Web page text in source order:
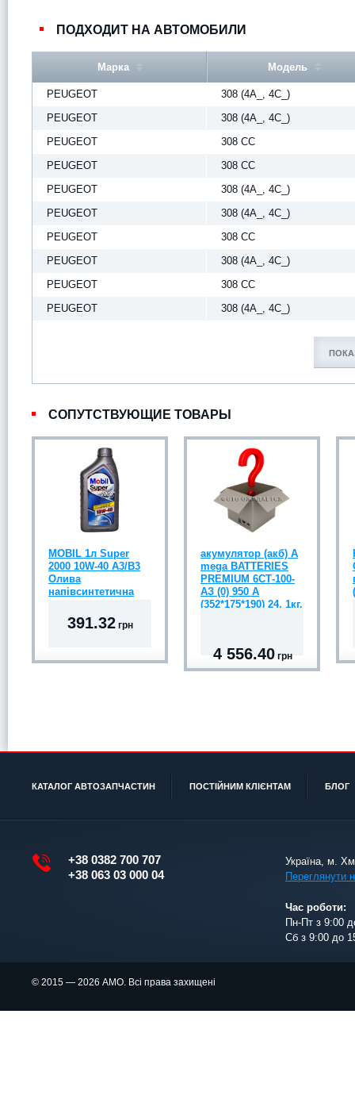
ПОДХОДИТ НА АВТОМОБИЛИ
Марка Модель
PEUGEOT
308 (4A_, 4C_)
PEUGEOT
308 (4A_, 4C_)
PEUGEOT
308 CC
PEUGEOT
308 CC
PEUGEOT
308 (4A_, 4C_)
PEUGEOT
308 (4A_, 4C_)
PEUGEOT
308 CC
PEUGEOT
308 (4A_, 4C_)
PEUGEOT
308 CC
PEUGEOT
308 (4A_, 4C_)
СОПУТСТВУЮЩИЕ ТОВАРЫ
MOBIL 1л Super
2000 10W-40 A3/B3
Олива
напівсинтетична
391.32грн
акумулятор (акб) А
mega BATTERIES
PREMIUM 6СТ-100-
АЗ (0) 950 A
(352*175*190) 24, 1кг.
4 556.40 грн
КАТАЛОГ АВТОЗАПЧАСТИН ПОСТІЙНИМ КЛІЄНТАМ БЛОГ
+38 0382 700 707
+38 063 03 000 04
Україна, м.
Переглянути
Час роботи:
Пн-Пт з 9:00
Сб з 9:00 до
© 2015 — 2026 АМО. Всі права захищені